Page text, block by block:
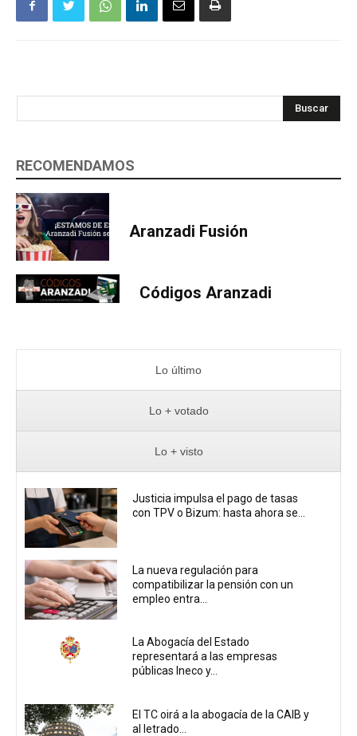
Buscar
RECOMENDAMOS
Aranzadi Fusión
Códigos Aranzadi
Lo último
Lo + votado
Lo + visto
Justicia impulsa el pago de tasas
con TPV o Bizum: hasta ahora se...
La nueva regulación para
compatibilizar la pensión con un
empleo entra...
La Abogacía del Estado
representará a las empresas
públicas Ineco y...
El TC oirá a la abogacía de la CAIB y
al letrado...